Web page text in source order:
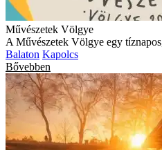
Művészetek Völgye
A Művészetek Völgye egy
Balaton Kapolcs
Bővebben